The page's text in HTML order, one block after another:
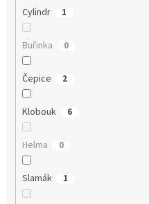
Cylindr 1
Buřinka 0
Čepice 2
Klobouk 6
Helma 0
Slamák 1